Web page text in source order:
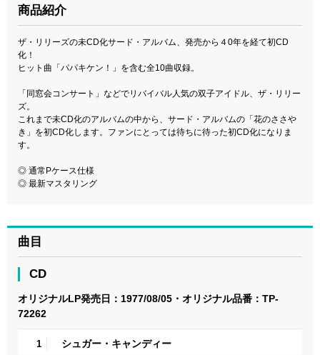
商品紹介
ザ・リリーズの未CD化サード・アルバム、発売から４0年を経て初CD
化！
ヒット曲「パパキケン！」を含む全10曲収録。
「同窓会コンサート」などでリバイバル人気の双子アイドル、ザ・リリー
ズ。
これまで未CD化のアルバムの中から、サード・アルバムの「花のささや
き」を初CD化します。ファンにとっては待ちに待った初CD化になりま
す。
◎ 通常Pケース仕様
◎ 最新マスタリング
曲目
CD
オリジナルLP発売日：1977/08/05・オリジナル品番：TP-
72262
1 シュガー・キャンディー